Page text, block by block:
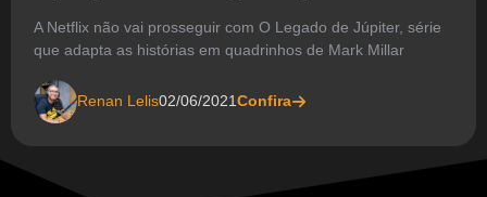
A Netflix não vai prosseguir com O Legado de Júpiter, série
que adapta as histórias em quadrinhos de Mark Millar
Renan Lelis02/06/2021Confira